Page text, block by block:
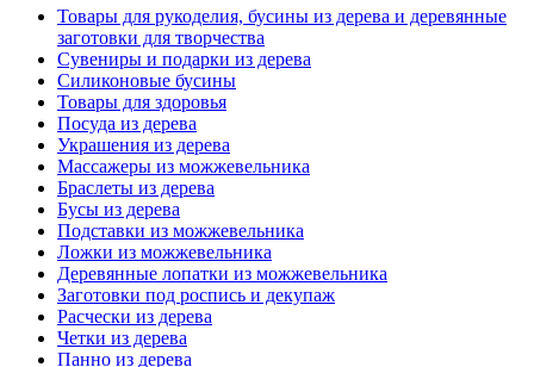
Товары для рукоделия, бусины из дерева и деревянные
заготовки для творчества
Сувениры и подарки из дерева
Силиконовые бусины
Товары для здоровья
Посуда из дерева
Украшения из дерева
Массажеры из можжевельника
Браслеты из дерева
Бусы из дерева
Подставки из можжевельника
Ложки из можжевельника
Деревянные лопатки из можжевельника
Заготовки под роспись и декупаж
Расчески из дерева
Четки из дерева
Панно из дерева